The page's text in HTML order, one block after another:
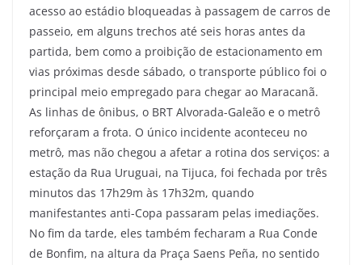
acesso ao estádio bloqueadas à passagem de carros de
passeio, em alguns trechos até seis horas antes da
partida, bem como a proibição de estacionamento em
vias próximas desde sábado, o transporte público foi o
principal meio empregado para chegar ao Maracanã.
As linhas de ônibus, o BRT Alvorada-Galeão e o metrô
reforçaram a frota. O único incidente aconteceu no
metrô, mas não chegou a afetar a rotina dos serviços: a
estação da Rua Uruguai, na Tijuca, foi fechada por três
minutos das 17h29m às 17h32m, quando
manifestantes anti-Copa passaram pelas imediações.
No fim da tarde, eles também fecharam a Rua Conde
de Bonfim, na altura da Praça Saens Peña, no sentido